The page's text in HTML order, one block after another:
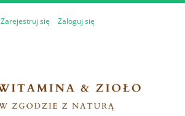
Zarejestruj się Zaloguj się